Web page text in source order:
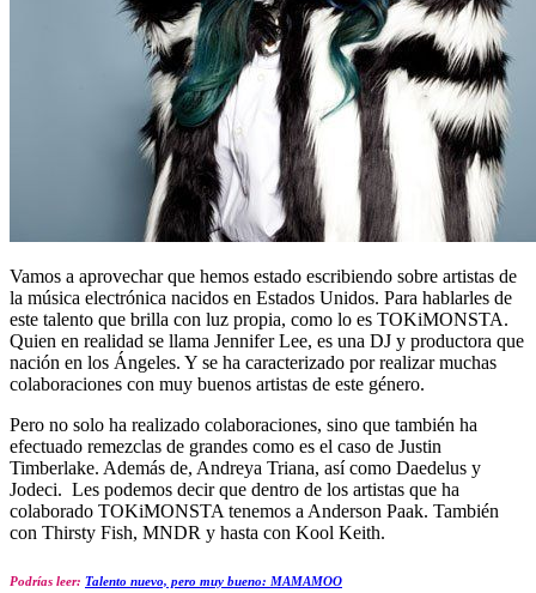
Vamos a aprovechar que hemos estado escribiendo sobre artistas de
la música electrónica nacidos en Estados Unidos. Para hablarles de
este talento que brilla con luz propia, como lo es TOKiMONSTA.
Quien en realidad se llama Jennifer Lee, es una DJ y productora que
nación en los Ángeles. Y se ha caracterizado por realizar muchas
colaboraciones con muy buenos artistas de este género.
Pero no solo ha realizado colaboraciones, sino que también ha
efectuado remezclas de grandes como es el caso de Justin
Timberlake. Además de, Andreya Triana, así como Daedelus y
Jodeci. Les podemos decir que dentro de los artistas que ha
colaborado TOKiMONSTA tenemos a Anderson Paak. También
con Thirsty Fish, MNDR y hasta con Kool Keith.
Podrías leer: Talento nuevo, pero muy bueno: MAMAMOO